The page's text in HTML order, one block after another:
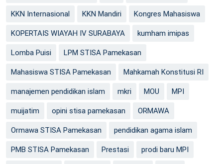
KKN Internasional KKN Mandiri Kongres Mahasiswa
KOPERTAIS WIAYAH IV SURABAYA kumham imipas
Lomba Puisi LPM STISA Pamekasan
Mahasiswa STISA Pamekasan Mahkamah Konstitusi RI
manajemen pendidikan islam mkri MOU MPI
muijatim opini stisa pamekasan ORMAWA
Ormawa STISA Pamekasan pendidikan agama islam
PMB STISA Pamekasan Prestasi prodi baru MPI